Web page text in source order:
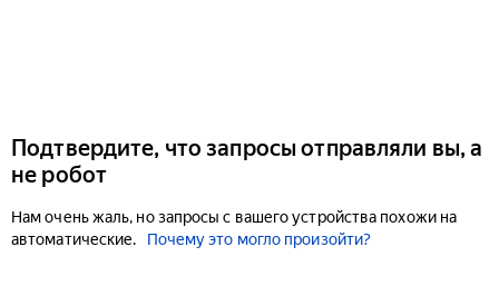
Подтвердите, что запросы отправляли вы, а
не робот
Нам очень жаль, но запросы с вашего устройства похожи на
автоматические.
Почему это могло произойти?